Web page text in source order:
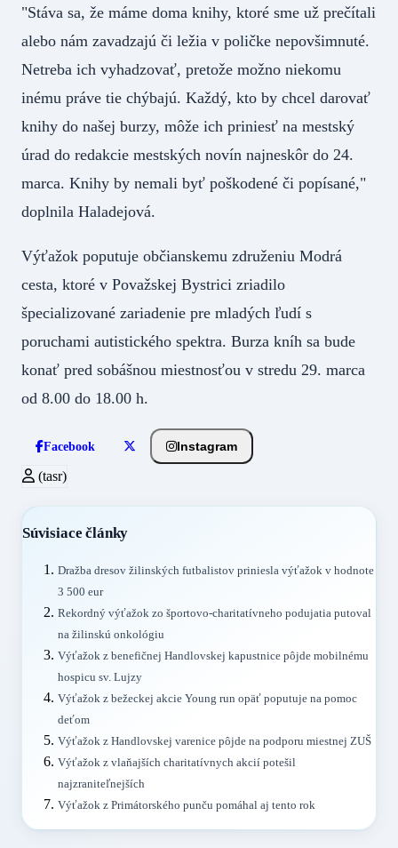
"Stáva sa, že máme doma knihy, ktoré sme už prečítali
alebo nám zavadzajú či ležia v poličke nepovšimnuté.
Netreba ich vyhadzovať, pretože možno niekomu
inému práve tie chýbajú. Každý, kto by chcel darovať
knihy do našej burzy, môže ich priniesť na mestský
úrad do redakcie mestských novín najneskôr do 24.
marca. Knihy by nemali byť poškodené či popísané,"
doplnila Haladejová.
Výťažok poputuje občianskemu združeniu Modrá
cesta, ktoré v Považskej Bystrici zriadilo
špecializované zariadenie pre mladých ľudí s
poruchami autistického spektra. Burza kníh sa bude
konať pred sobášnou miestnosťou v stredu 29. marca
od 8.00 do 18.00 h.
Facebook Instagram
(tasr)
Súvisiace články
Dražba dresov žilinských futbalistov priniesla výťažok v hodnote
3 500 eur
Rekordný výťažok zo športovo-charitatívneho podujatia putoval
na žilinskú onkológiu
Výťažok z benefičnej Handlovskej kapustnice pôjde mobilnému
hospicu sv. Lujzy
Výťažok z bežeckej akcie Young run opäť poputuje na pomoc
deťom
Výťažok z Handlovskej varenice pôjde na podporu miestnej ZUŠ
Výťažok z vlaňajších charitatívnych akcií potešil
najzraniteľnejších
Výťažok z Primátorského punču pomáhal aj tento rok